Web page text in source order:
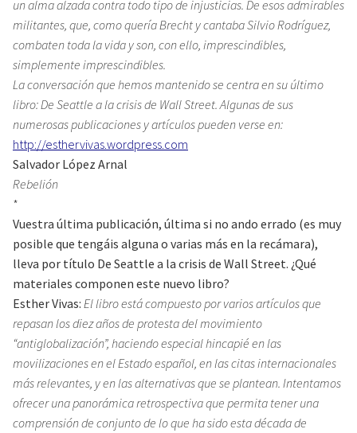
un alma alzada contra todo tipo de injusticias. De esos admirables
militantes, que, como quería Brecht y cantaba Silvio Rodríguez,
combaten toda la vida y son, con ello, imprescindibles,
simplemente imprescindibles.
La conversación que hemos mantenido se centra en su último
libro: De Seattle a la crisis de Wall Street. Algunas de sus
numerosas publicaciones y artículos pueden verse en:
http://esthervivas.wordpress.com
Salvador López Arnal
Rebelión
*
Vuestra última publicación, última si no ando errado (es muy
posible que tengáis alguna o varias más en la recámara),
lleva por título De Seattle a la crisis de Wall Street. ¿Qué
materiales componen este nuevo libro?
Esther Vivas: El libro está compuesto por varios artículos que
repasan los diez años de protesta del movimiento
“antiglobalización”, haciendo especial hincapié en las
movilizaciones en el Estado español, en las citas internacionales
más relevantes, y en las alternativas que se plantean. Intentamos
ofrecer una panorámica retrospectiva que permita tener una
comprensión de conjunto de lo que ha sido esta década de